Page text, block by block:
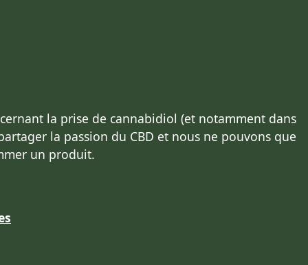
la prise de cannabidiol (et notamment dans
la passion du CBD et nous ne pouvons que
un produit.